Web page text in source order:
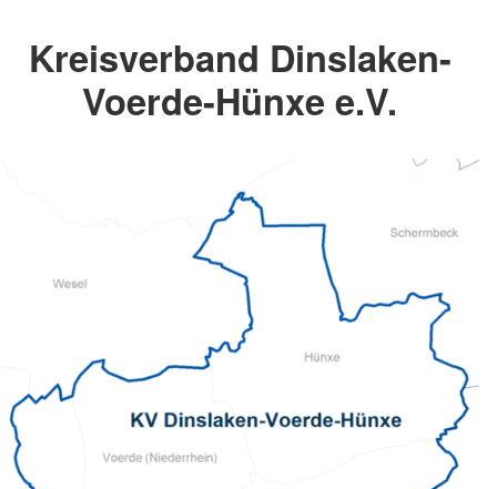
Kreisverband Dinslaken-
Voerde-Hünxe e.V.